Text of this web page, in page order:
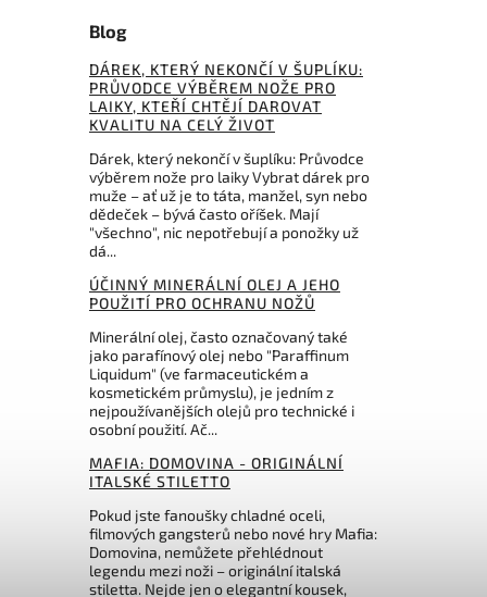
Blog
DÁREK, KTERÝ NEKONČÍ V ŠUPLÍKU:
PRŮVODCE VÝBĚREM NOŽE PRO
LAIKY, KTEŘÍ CHTĚJÍ DAROVAT
KVALITU NA CELÝ ŽIVOT
Dárek, který nekončí v šuplíku: Průvodce
výběrem nože pro laiky Vybrat dárek pro
muže – ať už je to táta, manžel, syn nebo
dědeček – bývá často oříšek. Mají
"všechno", nic nepotřebují a ponožky už
dá...
ÚČINNÝ MINERÁLNÍ OLEJ A JEHO
POUŽITÍ PRO OCHRANU NOŽŮ
Minerální olej, často označovaný také
jako parafínový olej nebo "Paraffinum
Liquidum" (ve farmaceutickém a
kosmetickém průmyslu), je jedním z
nejpoužívanějších olejů pro technické i
osobní použití. Ač...
MAFIA: DOMOVINA - ORIGINÁLNÍ
ITALSKÉ STILETTO
Pokud jste fanoušky chladné oceli,
filmových gangsterů nebo nové hry Mafia:
Domovina, nemůžete přehlédnout
legendu mezi noži – originální italská
stiletta. Nejde jen o elegantní kousek,